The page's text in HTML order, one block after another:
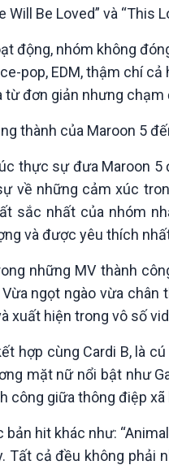
Will Be Loved” và “This
động, nhóm không
pop, EDM, thậm chí
từ đơn giản nhưng
thành của Maroon 5
thực sự đưa Maroon
về những cảm xúc
sắc nhất của nhóm
và được yêu thích
những MV thành
ngọt ngào vừa chân
xuất hiện trong vô số
hợp cùng Cardi B, là
mặt nữ nổi bật như
công giữa thông điệp xã
hit khác như:
Tất cả đều không phải